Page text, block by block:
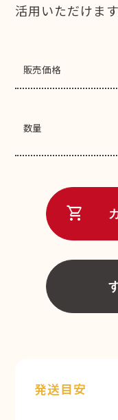
活用いただけます
販売価格
数量
shopping_cart
発送目安